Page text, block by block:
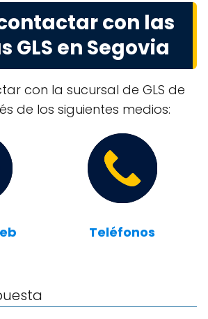
con las
GLS en Segovia
con la sucursal de GLS de
de los siguientes medios:
Teléfonos